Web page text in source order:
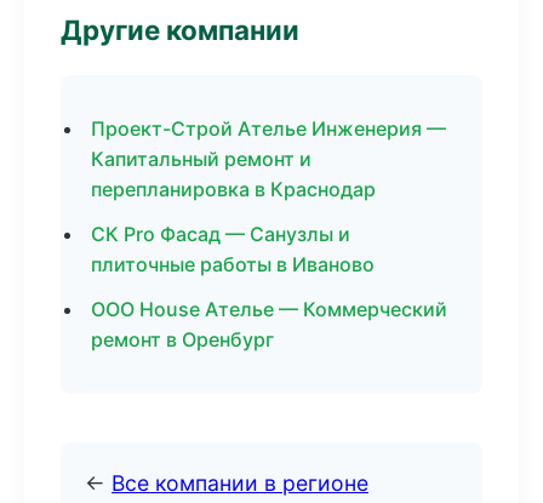
Другие компании
Проект-Строй Ателье Инженерия —
Капитальный ремонт и
перепланировка в Краснодар
СК Pro Фасад — Санузлы и
плиточные работы в Иваново
ООО House Ателье — Коммерческий
ремонт в Оренбург
← Все компании в регионе